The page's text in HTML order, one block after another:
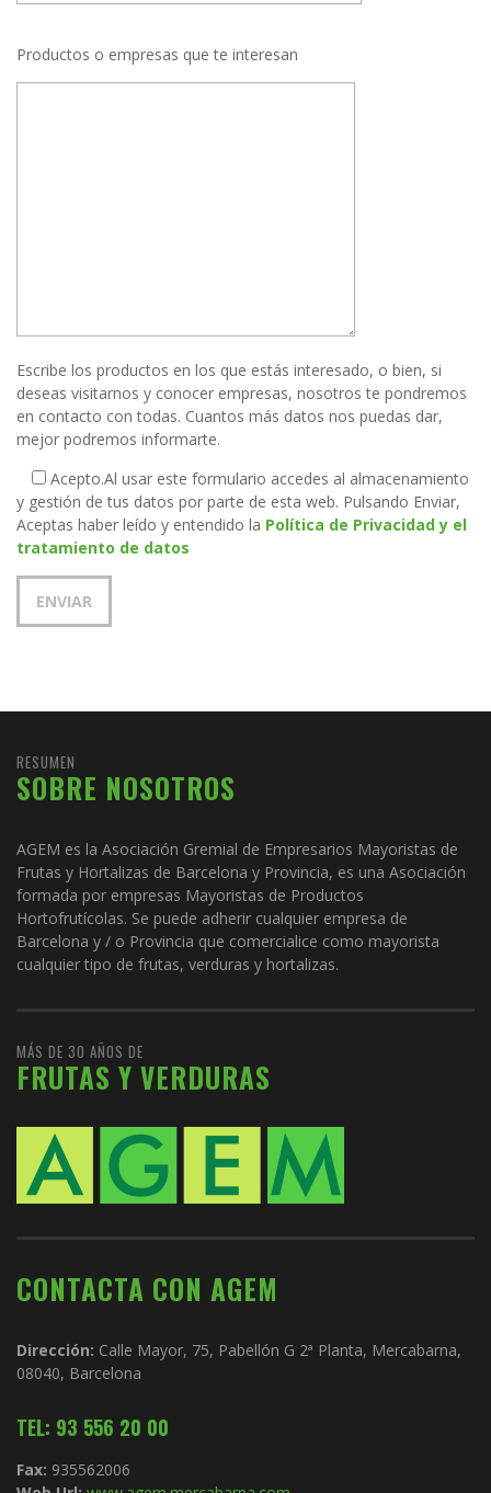
Productos o empresas que te interesan
Escribe los productos en los que estás interesado, o bien, si
deseas visitarnos y conocer empresas, nosotros te pondremos
en contacto con todas. Cuantos más datos nos puedas dar,
mejor podremos informarte.
Acepto.Al usar este formulario accedes al almacenamiento
y gestión de tus datos por parte de esta web. Pulsando Enviar,
Aceptas haber leído y entendido la Política de Privacidad y el
tratamiento de datos
RESUMEN
SOBRE NOSOTROS
AGEM es la Asociación Gremial de Empresarios Mayoristas de
Frutas y Hortalizas de Barcelona y Provincia, es una Asociación
formada por empresas Mayoristas de Productos
Hortofrutícolas. Se puede adherir cualquier empresa de
Barcelona y / o Provincia que comercialice como mayorista
cualquier tipo de frutas, verduras y hortalizas.
MÁS DE 30 AÑOS DE
FRUTAS Y VERDURAS
CONTACTA CON AGEM
Dirección: Calle Mayor, 75, Pabellón G 2ª Planta, Mercabarna,
08040, Barcelona
TEL: 93 556 20 00
Fax: 935562006